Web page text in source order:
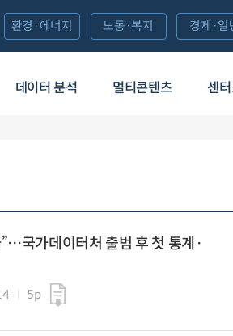
데이터 분석 멀티콘텐츠 센
환경·에너지 노동·복지 경제·일
국가데이터처 출범 후 첫 통계·
5p